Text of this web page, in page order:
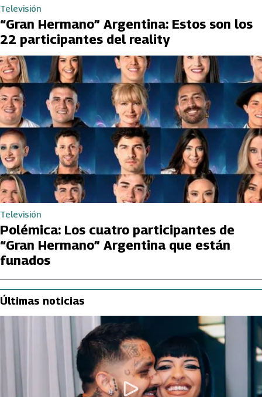
Televisión
“Gran Hermano” Argentina: Estos son los
22 participantes del reality
Televisión
Polémica: Los cuatro participantes de
“Gran Hermano” Argentina que están
funados
Últimas noticias